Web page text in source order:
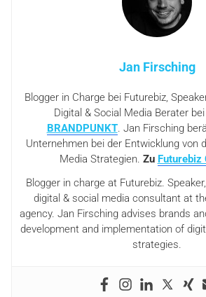
Jan Firsching
Blogger in Charge bei Futurebiz,
Digital & Social Media Berater
BRANDPUNKT. Jan Firsching
Unternehmen bei der Entwicklung von
Media Strategien. Zu Futurebiz
Blogger in charge at Futurebiz.
digital & social media consultant at
agency. Jan Firsching advises brands
development and implementation of
strategies.